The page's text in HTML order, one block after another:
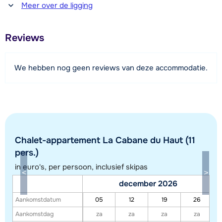
Afstand tot winkel(s)
1700 meter
Afstand tot restaurant of bar
500 meter
700 meter
Afstand tot skibushalte
Bekijk kaart
Meer over de ligging
Reviews
We hebben nog geen reviews van deze accommodatie.
Chalet-appartement La Cabane du Haut (11
pers.)
in euro's, per persoon, inclusief skipas
Aankomstdatum
Aankomstdag
december 2026
05 12 19
26
za
za za za